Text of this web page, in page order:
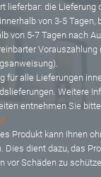
lieferbar: die Lieferung
von 3-5 Tagen,
von 5-7 Tagen nach
für alle Lieferungen
Weitere
entnehmen Sie
Produkt kann Ihnen
Dies dient dazu, das
vor Schäden zu